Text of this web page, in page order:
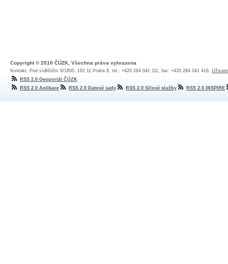
Copyright © 2010 ČÚZK, Všechna práva vyhrazena
Kontakt: Pod sídlištěm 9/1800, 182 11 Praha 8, tel.: +420 284 041 111, fax: +420 284 041 416,
RSS 2.0 Geoportál ČÚZK
RSS 2.0 Aplikace
RSS 2.0 Datové sady RSS 2.0 Síťové služby RSS 2.0 INSPIRE